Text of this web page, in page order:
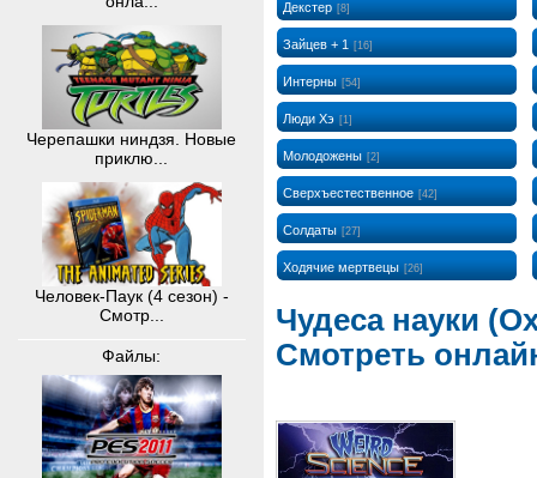
Черепашки ниндзя. Новые
приклю...
Человек-Паук (4 сезон) -
Смотр...
Файлы:
Декстер [8]
Зайцев + 1 [16]
Интерны [54]
Люди Хэ [1]
Молодожены [2]
Сверхъестественное [42]
Солдаты [27]
Ходячие мертвецы [26]
Чудеса науки
Смотреть